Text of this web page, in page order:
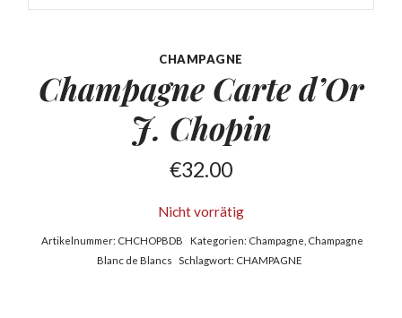
CHAMPAGNE
Champagne Carte d’Or
J. Chopin
€32.00
Nicht vorrätig
Artikelnummer: CHCHOPBDB Kategorien: Champagne Champagne
Blanc de Blancs
Schlagwort: CHAMPAGNE